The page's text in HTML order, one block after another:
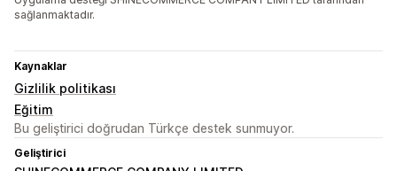
sağlanmaktadır.
Kaynaklar
Gizlilik politikası
Eğitim
Bu geliştirici doğrudan Türkçe destek sunmuyor.
Geliştirici